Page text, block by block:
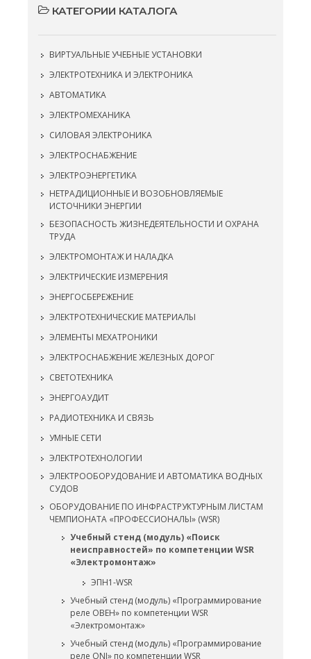
КАТЕГОРИИ КАТАЛОГА
ВИРТУАЛЬНЫЕ УЧЕБНЫЕ УСТАНОВКИ
ЭЛЕКТРОТЕХНИКА И ЭЛЕКТРОНИКА
АВТОМАТИКА
ЭЛЕКТРОМЕХАНИКА
СИЛОВАЯ ЭЛЕКТРОНИКА
ЭЛЕКТРОСНАБЖЕНИЕ
ЭЛЕКТРОЭНЕРГЕТИКА
НЕТРАДИЦИОННЫЕ И ВОЗОБНОВЛЯЕМЫЕ
ИСТОЧНИКИ ЭНЕРГИИ
БЕЗОПАСНОСТЬ ЖИЗНЕДЕЯТЕЛЬНОСТИ И ОХРАНА
ТРУДА
ЭЛЕКТРОМОНТАЖ И НАЛАДКА
ЭЛЕКТРИЧЕСКИЕ ИЗМЕРЕНИЯ
ЭНЕРГОСБЕРЕЖЕНИЕ
ЭЛЕКТРОТЕХНИЧЕСКИЕ МАТЕРИАЛЫ
ЭЛЕМЕНТЫ МЕХАТРОНИКИ
ЭЛЕКТРОСНАБЖЕНИЕ ЖЕЛЕЗНЫХ ДОРОГ
СВЕТОТЕХНИКА
ЭНЕРГОАУДИТ
РАДИОТЕХНИКА И СВЯЗЬ
УМНЫЕ СЕТИ
ЭЛЕКТРОТЕХНОЛОГИИ
ЭЛЕКТРООБОРУДОВАНИЕ И АВТОМАТИКА ВОДНЫХ
СУДОВ
ОБОРУДОВАНИЕ ПО ИНФРАСТРУКТУРНЫМ ЛИСТАМ
ЧЕМПИОНАТА «ПРОФЕССИОНАЛЫ» (WSR)
Учебный стенд (модуль) «Поиск
неисправностей» по компетенции WSR
«Электромонтаж»
ЭПН1-WSR
Учебный стенд (модуль) «Программирование
реле ОВЕН» по компетенции WSR
«Электромонтаж»
Учебный стенд (модуль) «Программирование
реле ONI» по компетенции WSR